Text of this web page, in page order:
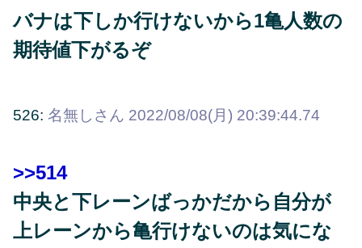
バナは下しか行けないから1亀人数の
期待値下がるぞ
526: 名無しさん 2022/08/08(月) 20:39:44.74
>>514
中央と下レーンばっかだから自分が
上レーンから亀行けないのは気にな